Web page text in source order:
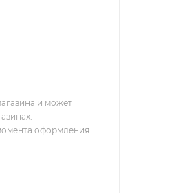
и может
оформления